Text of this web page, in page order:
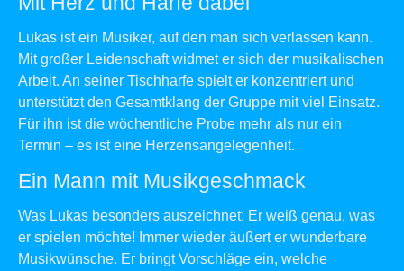
Lukas ist ein Musiker, auf den man sich verlassen kann.
Mit großer Leidenschaft widmet er sich der musikalischen
Arbeit. An seiner Tischharfe spielt er konzentriert und
unterstützt den Gesamtklang der Gruppe mit viel Einsatz.
Für ihn ist die wöchentliche Probe mehr als nur ein
Termin – es ist eine Herzensangelegenheit.
Ein Mann mit Musikgeschmack
Was Lukas besonders auszeichnet: Er weiß genau, was
er spielen möchte! Immer wieder äußert er wunderbare
Musikwünsche. Er bringt Vorschläge ein, welche